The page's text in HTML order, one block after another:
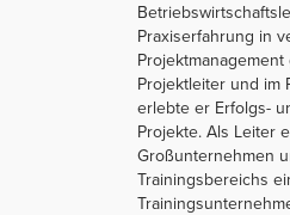
Praxiserfahrung in
Projektleiter und im
erlebte er Erfolgs-
Projekte. Als Leiter
Großunternehmen
Trainingsbereichs